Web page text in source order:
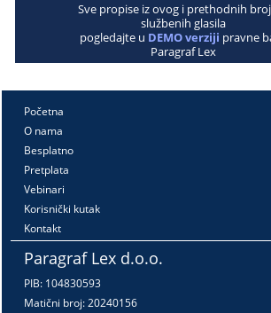
Sve propise iz ovog i prethodnih
službenih glasila
pogledajte u DEMO verziji pravne
Paragraf Lex
Početna
O nama
Besplatno
Pretplata
Vebinari
Korisnički kutak
Kontakt
Paragraf Lex d.o.o.
PIB: 104830593
Matični broj: 20240156